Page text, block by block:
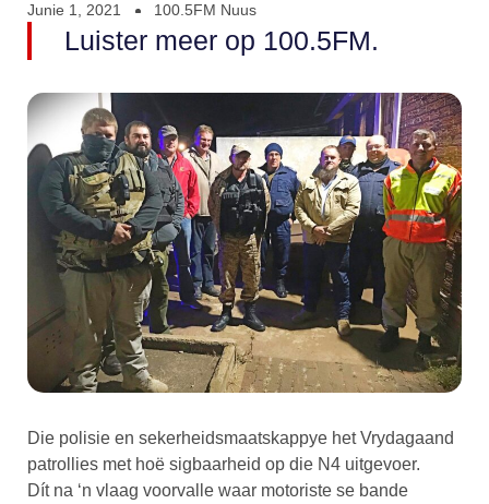
Junie 1, 2021 100.5FM Nuus
Luister meer op 100.5FM.
Die polisie en sekerheidsmaatskappye het Vrydagaand
patrollies met hoë sigbaarheid op die N4 uitgevoer.
Dít na ‘n vlaag voorvalle waar motoriste se bande